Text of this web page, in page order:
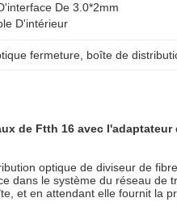
De 3.0*2mm
D'intérieur
fermeture boîte de
de Ftth 16 avec
optique de diviseur de
dans le système du réseau de
et en attendant elle fournit la